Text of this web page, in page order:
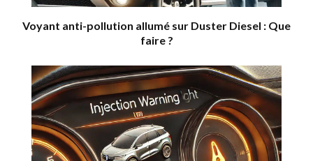
Voyant anti-pollution allumé sur Duster Diesel : Que
faire ?